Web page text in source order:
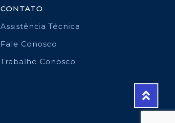
CONTATO
Assistência Técnica
Fale Conosco
Trabalhe Conosco